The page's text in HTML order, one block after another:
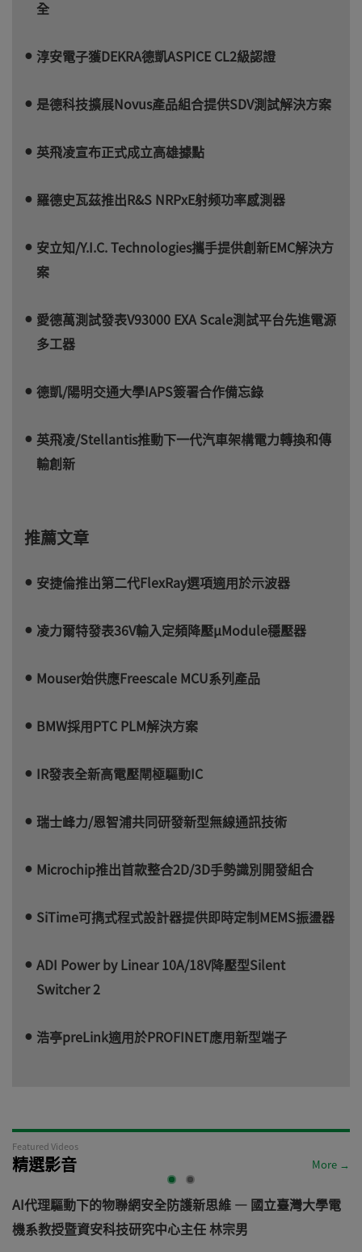
全
淳安電子獲DEKRA德凱ASPICE CL2級認證
是德科技擴展Novus產品組合提供SDV測試解決方案
英飛凌宣布正式成立高雄據點
羅德史瓦茲推出R&S NRPxE射频功率感測器
安立知/Y.I.C. Technologies攜手提供創新EMC解決方
案
愛德萬測試發表V93000 EXA Scale測試平台先進電源
多工器
德凱/陽明交通大學IAPS簽署合作備忘錄
英飛凌/Stellantis推動下一代汽車架構電力轉換和傳
輸創新
推薦文章
安捷倫推出第二代FlexRay選項適用於示波器
凌力爾特發表36V輸入定頻降壓µModule穩壓器
Mouser始供應Freescale MCU系列產品
BMW採用PTC PLM解決方案
IR發表全新高電壓閘極驅動IC
瑞士峰力/恩智浦共同研發新型無線通訊技術
Microchip推出首款整合2D/3D手勢識別開發組合
SiTime可擕式程式設計器提供即時定制MEMS振盪器
ADI Power by Linear 10A/18V降壓型Silent
Switcher 2
浩亭preLink適用於PROFINET應用新型端子
Featured Videos
精選影音 More →
AI代理驅動下的物聯網安全防護新思維 — 國立臺灣大學電
機系教授暨資安科技研究中心主任 林宗男